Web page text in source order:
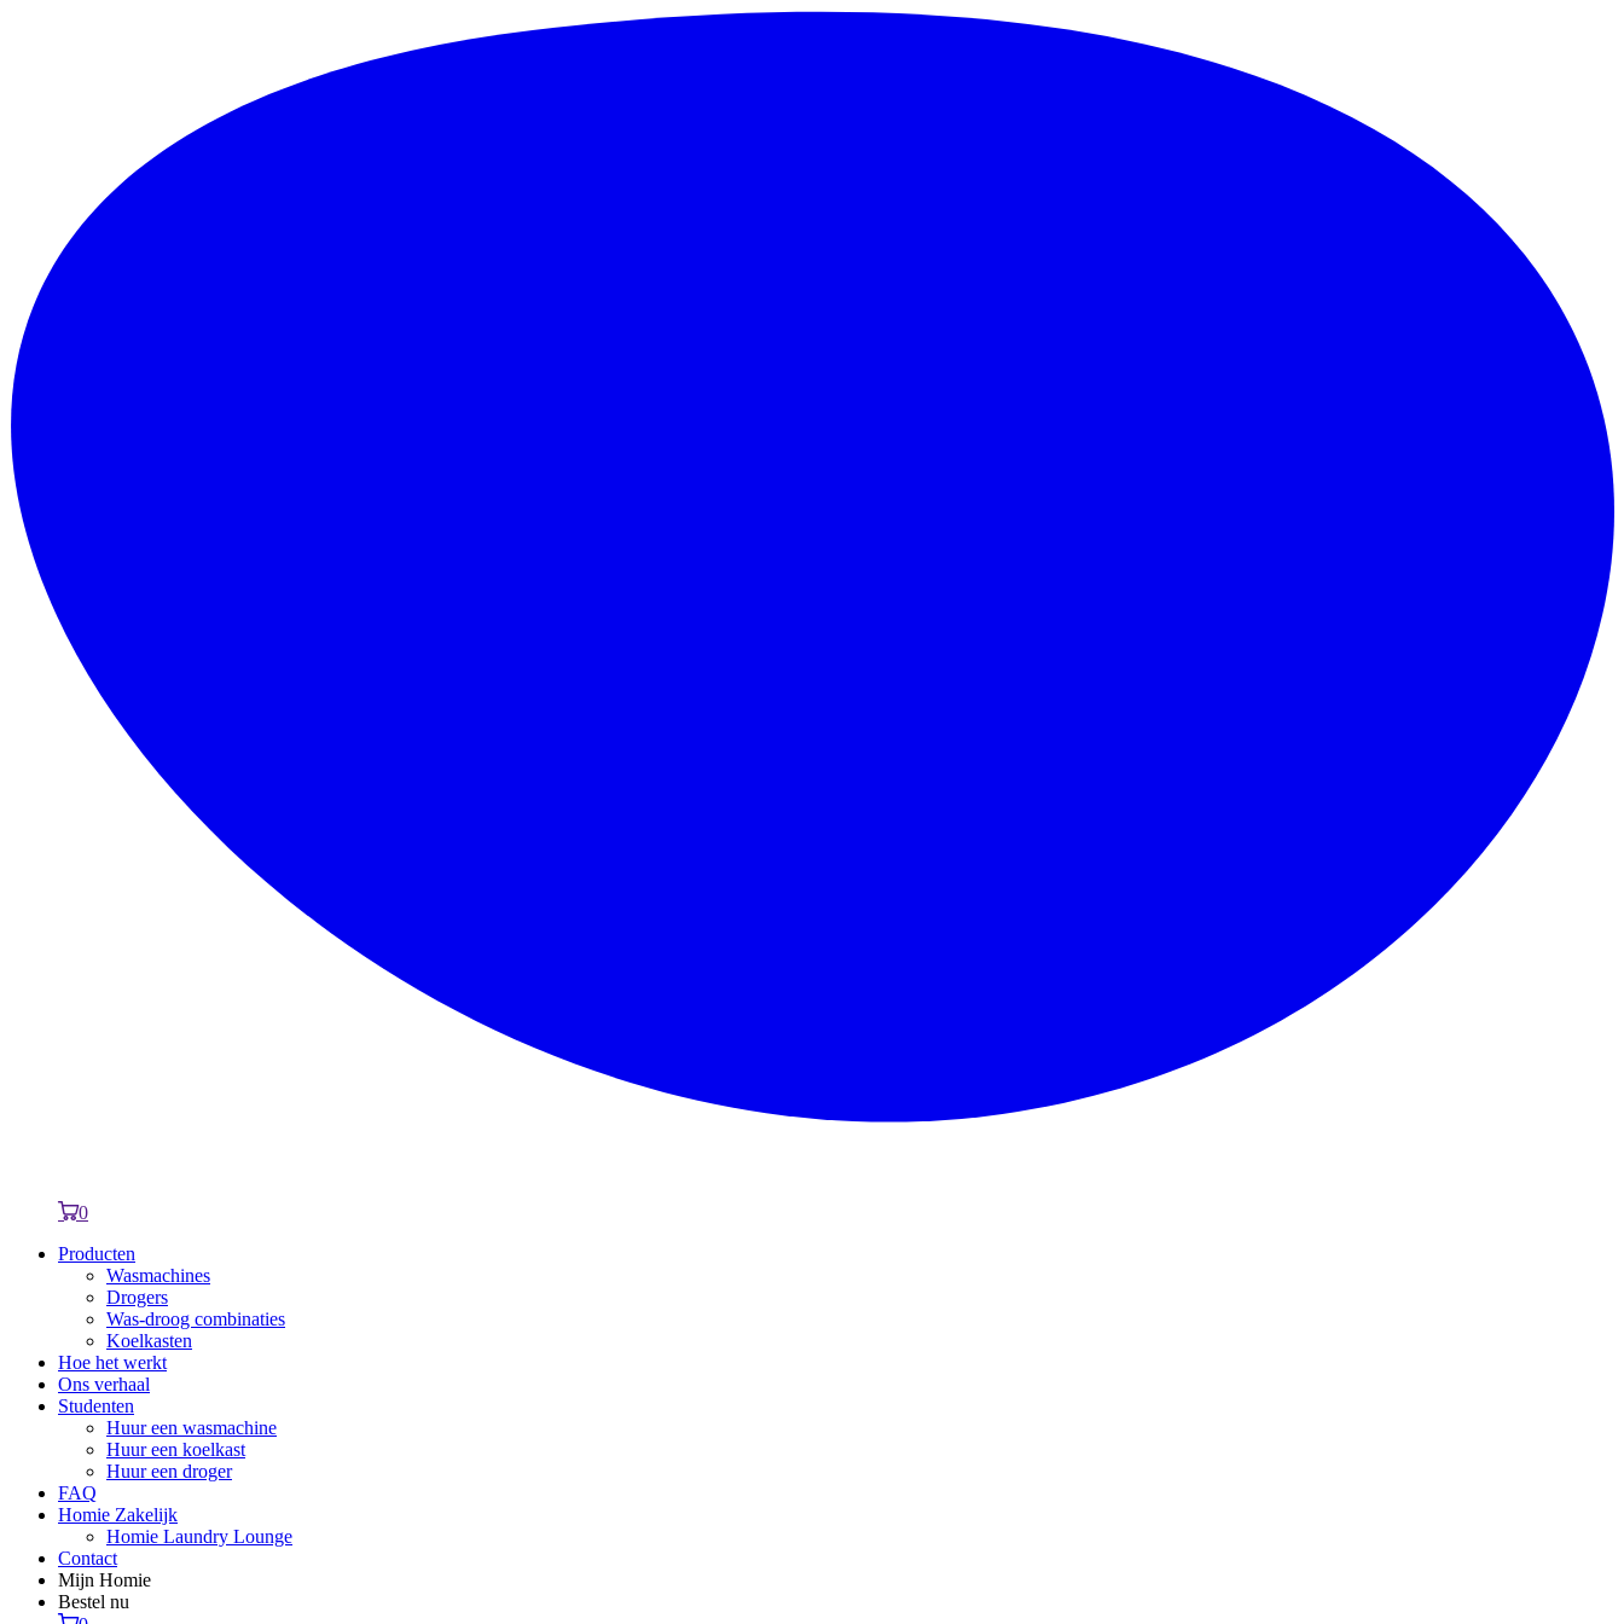
0
Producten
Wasmachines
Drogers
Was-droog combinaties
Koelkasten
Hoe het werkt
Ons verhaal
Studenten
Huur een wasmachine
Huur een koelkast
Huur een droger
FAQ
Homie Zakelijk
Homie Laundry Lounge
Contact
Mijn Homie
Bestel nu